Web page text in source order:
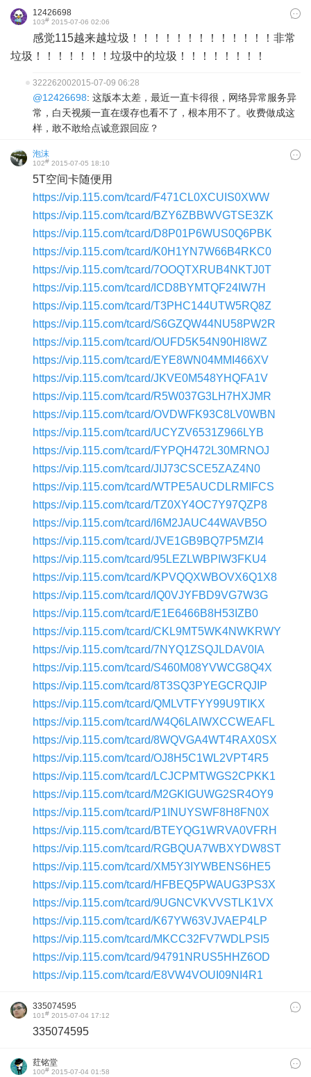
12426698
103# 2015-07-06 02:06
感觉115越来越垃圾！！！！！！！！！！！！！非常
垃圾！！！！！！！垃圾中的垃圾！！！！！！！！
322262002015-07-09 06:28
@12426698: 这版本太差，最近一直卡得很，网络异常服务异
常，白天视频一直在缓存也看不了，根本用不了。收费做成这
样，敢不敢给点诚意跟回应？
泡沫
102# 2015-07-05 18:10
5T空间卡随便用
https://vip.115.com/tcard/F471CL0XCUIS0XWW
https://vip.115.com/tcard/BZY6ZBBWVGTSE3ZK
https://vip.115.com/tcard/D8P01P6WUS0Q6PBK
https://vip.115.com/tcard/K0H1YN7W66B4RKC0
https://vip.115.com/tcard/7OOQTXRUB4NKTJ0T
https://vip.115.com/tcard/ICD8BYMTQF24IW7H
https://vip.115.com/tcard/T3PHC144UTW5RQ8Z
https://vip.115.com/tcard/S6GZQW44NU58PW2R
https://vip.115.com/tcard/OUFD5K54N90HI8WZ
https://vip.115.com/tcard/EYE8WN04MMI466XV
https://vip.115.com/tcard/JKVE0M548YHQFA1V
https://vip.115.com/tcard/R5W037G3LH7HXJMR
https://vip.115.com/tcard/OVDWFK93C8LV0WBN
https://vip.115.com/tcard/UCYZV6531Z966LYB
https://vip.115.com/tcard/FYPQH472L30MRNOJ
https://vip.115.com/tcard/JIJ73CSCE5ZAZ4N0
https://vip.115.com/tcard/WTPE5AUCDLRMIFCS
https://vip.115.com/tcard/TZ0XY4OC7Y97QZP8
https://vip.115.com/tcard/I6M2JAUC44WAVB5O
https://vip.115.com/tcard/JVE1GB9BQ7P5MZI4
https://vip.115.com/tcard/95LEZLWBPIW3FKU4
https://vip.115.com/tcard/KPVQQXWBOVX6Q1X8
https://vip.115.com/tcard/IQ0VJYFBD9VG7W3G
https://vip.115.com/tcard/E1E6466B8H53IZB0
https://vip.115.com/tcard/CKL9MT5WK4NWKRWY
https://vip.115.com/tcard/7NYQ1ZSQJLDAV0IA
https://vip.115.com/tcard/S460M08YVWCG8Q4X
https://vip.115.com/tcard/8T3SQ3PYEGCRQJIP
https://vip.115.com/tcard/QMLVTFYY99U9TIKX
https://vip.115.com/tcard/W4Q6LAIWXCCWEAFL
https://vip.115.com/tcard/8WQVGA4WT4RAX0SX
https://vip.115.com/tcard/OJ8H5C1WL2VPT4R5
https://vip.115.com/tcard/LCJCPMTWGS2CPKK1
https://vip.115.com/tcard/M2GKIGUWG2SR4OY9
https://vip.115.com/tcard/P1INUYSWF8H8FN0X
https://vip.115.com/tcard/BTEYQG1WRVA0VFRH
https://vip.115.com/tcard/RGBQUA7WBXYDW8ST
https://vip.115.com/tcard/XM5Y3IYWBENS6HE5
https://vip.115.com/tcard/HFBEQ5PWAUG3PS3X
https://vip.115.com/tcard/9UGNCVKVVSTLK1VX
https://vip.115.com/tcard/K67YW63VJVAEP4LP
https://vip.115.com/tcard/MKCC32FV7WDLPSI5
https://vip.115.com/tcard/94791NRUS5HHZ6OD
https://vip.115.com/tcard/E8VW4VOUI09NI4R1
335074595
101# 2015-07-04 17:12
335074595
荭铭堂
100# 2015-07-04 01:58